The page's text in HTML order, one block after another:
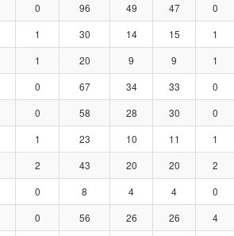
0 96 49 47 0
1 30 14 15 1
1 20 9 9 1
0 67 34 33 0
0 58 28 30 0
1 23 10 11 1
2 43 20 20 2
0 8 4 4 0
0 56 26 26 4